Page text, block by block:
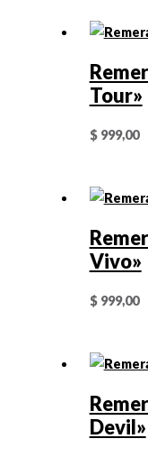
Tour»
$999,00
Vivo»
$999,00
Devil»